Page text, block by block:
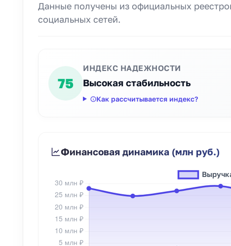
Данные получены из официальных
социальных сетей.
75
ИНДЕКС НАДЕЖНОСТИ
Высокая стабильность
Как рассчитывается индекс?
Финансовая динамика (млн руб.)